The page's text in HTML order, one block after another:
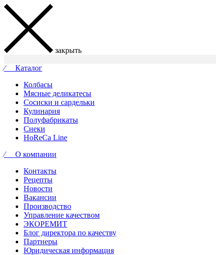
закрыть
⁄ Каталог
Колбасы
Мясные деликатесы
Сосиски и сардельки
Кулинария
Полуфабрикаты
Снеки
HoReCa Line
⁄ О компании
Контакты
Рецепты
Новости
Вакансии
Производство
Управление качеством
ЭКОРЕМИТ
Блог директора по качеству
Партнеры
Юридическая информация